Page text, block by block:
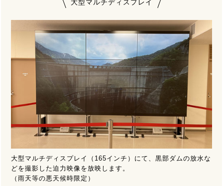
大型マルチディスプレイ
大型マルチディスプレイ（165インチ）にて、黒部ダムの放水な
どを撮影した迫力映像を放映します。
（雨天等の悪天候時限定）